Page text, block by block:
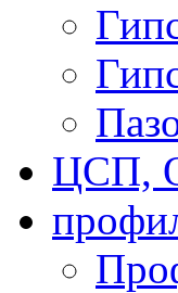
ЦСП,